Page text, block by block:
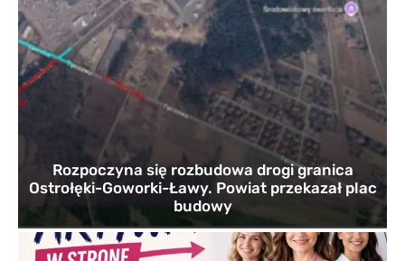
Rozpoczyna się rozbudowa drogi granica
Ostrołęki-Goworki-Ławy. Powiat przekazał plac
budowy